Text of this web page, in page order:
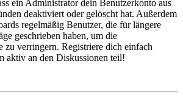
ein Administrator dein Benutzerkonto aus
deaktiviert oder gelöscht hat. Außerdem
regelmäßig Benutzer, die für längere
geschrieben haben, um die
zu verringern. Registriere dich einfach
aktiv an den Diskussionen teil!